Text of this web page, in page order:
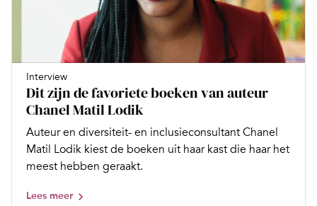
Interview
Dit zijn de favoriete boeken van auteur
Chanel Matil Lodik
Auteur en diversiteit- en inclusieconsultant Chanel
Matil Lodik kiest de boeken uit haar kast die haar het
meest hebben geraakt.
Lees meer